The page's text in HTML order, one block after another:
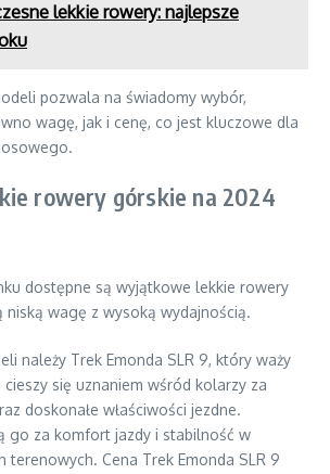
lekkie rowery: najlepsze
pozwala na świadomy wybór,
wagę, jak i cenę, co jest kluczowe dla
rowery górskie na 2024
dostępne są wyjątkowe lekkie rowery
niską wagę z wysoką wydajnością.
należy Trek Emonda SLR 9, który waży
się uznaniem wśród kolarzy za
doskonałe właściwości jezdne.
go za komfort jazdy i stabilność w
terenowych. Cena Trek Emonda SLR 9